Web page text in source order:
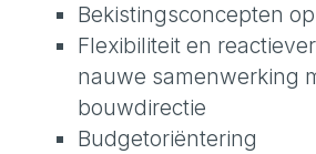
Bekistingsconcepten
Flexibiliteit en
nauwe samenwerking
bouwdirectie
Budgetoriëntering